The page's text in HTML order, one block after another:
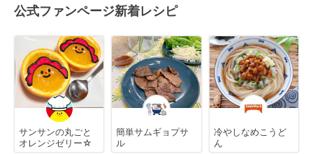
公式ファンページ新着レシピ
サンサンの丸ごと
オレンジゼリー☆
簡単サムギョプサ
ル
冷やしなめこうど
ん